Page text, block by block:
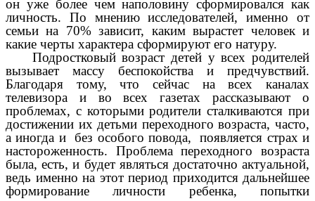
он уже более чем наполовину сформировался как
личность. По мнению исследователей, именно от
семьи на 70% зависит, каким вырастет человек и
какие черты характера сформируют его натуру.
Подростковый возраст детей у всех родителей
вызывает массу беспокойства и предчувствий.
Благодаря тому, что сейчас на всех каналах
телевизора и во всех газетах рассказывают о
проблемах, с которыми родители сталкиваются при
достижении их детьми переходного возраста, часто,
а иногда и без особого повода, появляется страх и
настороженность. Проблема переходного возраста
была, есть, и будет являться достаточно актуальной,
ведь именно на этот период приходится дальнейшее
формирование личности ребенка, попытки